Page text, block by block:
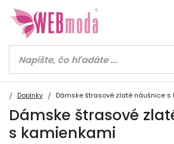
Doplnky Dámske štrasové zlaté náušnice s
Dámske štrasové
s kamienkami